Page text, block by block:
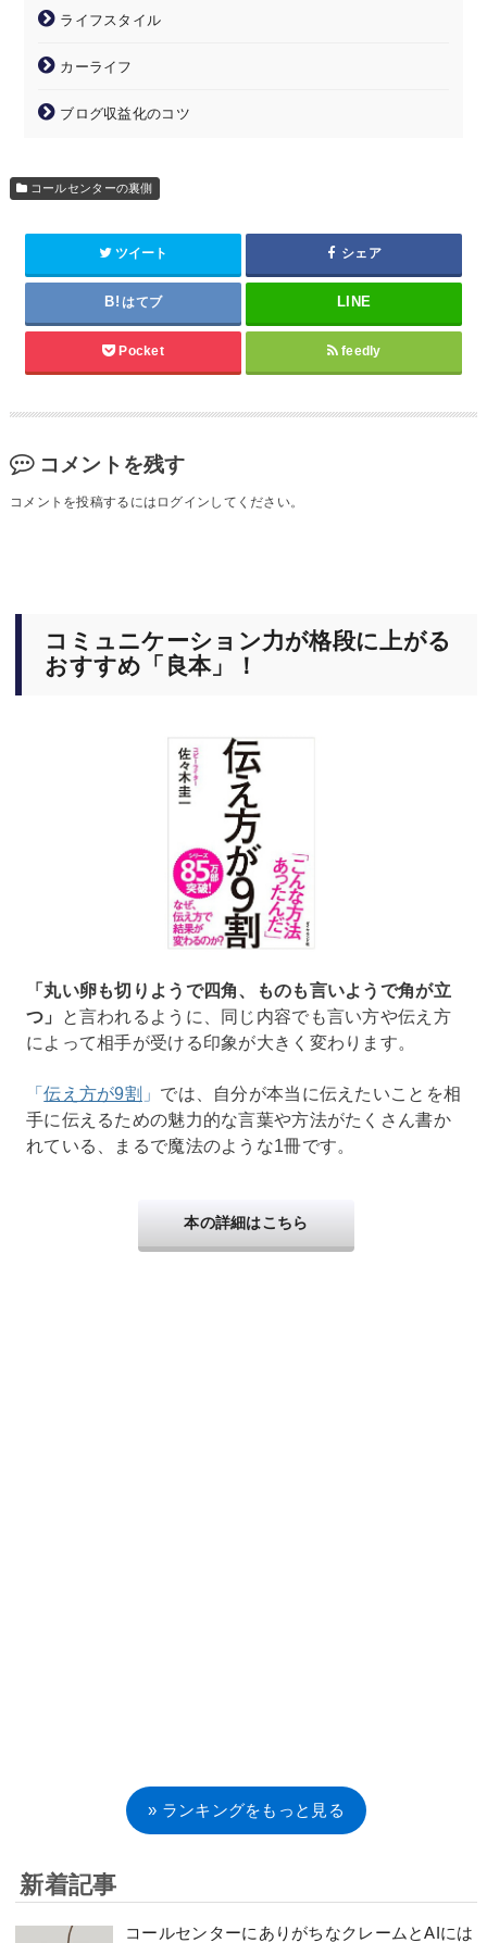
ライフスタイル
カーライフ
ブログ収益化のコツ
コールセンターの裏側
ツイート シェア
はてブ
Pocket feedly
コメントを残す
コメントを投稿するには ログイン してください。
コミュニケーション力が格段に上がる
おすすめ「良本」！
「丸い卵も切りようで四角、ものも言いようで角が立
つ」
と言われるように、同じ内容でも言い方や伝え方
によって相手が受ける印象が大きく変わります。
「伝え方が9割 」 では、自分が本当に伝えたいことを相
手に伝えるための魅力的な言葉や方法がたくさん書か
れている、まるで魔法のような1冊です。
本の詳細はこちら
» ランキングをもっと見る
新着記事
コールセンターにありがちなクレームとAIには